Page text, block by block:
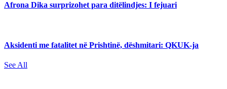
Afrona Dika surprizohet para ditëlindjes: I fejuari
Aksidenti me fatalitet në Prishtinë, dëshmitari: QKUK-ja
See All